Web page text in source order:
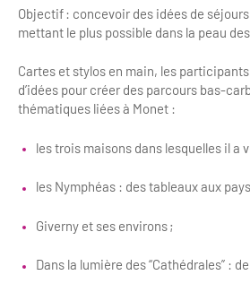
Objectif : concevoir des idées de
mettant le plus possible dans la peau
Cartes et stylos en main, les participants
d’idées pour créer des parcours bas-
thématiques liées à Monet :
les trois maisons dans lesquelles il a
les Nymphéas : des tableaux aux
Giverny et ses environs ;
Dans la lumière des “Cathédrales” :